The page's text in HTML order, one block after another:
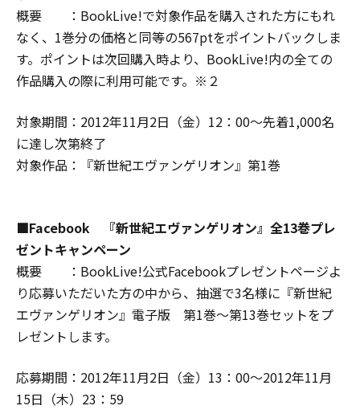
概要 ：BookLive!で対象作品を購入された方にもれ
なく、1巻分の価格と同等の567ptをポイントバックしま
す。ポイントは次回購入時より、BookLive!内の全ての
作品購入の際に利用可能です。※２
対象期間：2012年11月2日（金）12：00～先着1,000名
に達し次第終了
対象作品：『新世紀エヴァンゲリオン』第1巻
■Facebook 『新世紀エヴァンゲリオン』全13巻プレ
ゼントキャンペーン
概要 ：BookLive!公式Facebookプレゼントページよ
り応募いただいた方の中から、抽選で3名様に『新世紀
エヴァンゲリオン』電子版 第1巻～第13巻セットをプ
レゼントします。
応募期間：2012年11月2日（金）13：00～2012年11月
15日（木）23：59